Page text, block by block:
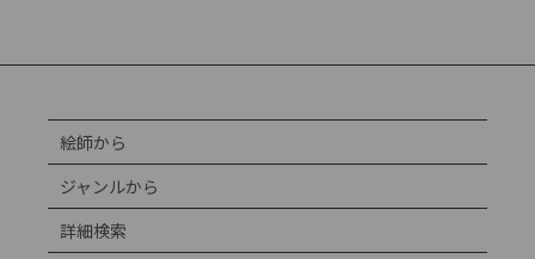
絵師から
ジャンルから
詳細検索